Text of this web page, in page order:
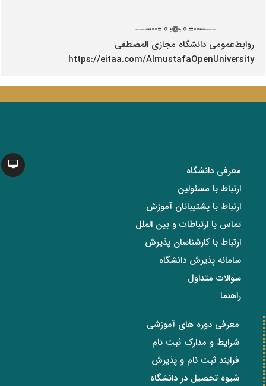
┄┄┅••=✧؛❁؛✧=••┅┄┄
روابط‌عمومی دانشگاه مجازی المصطفی
https://eitaa.com/AlmustafaOpenUniversity
معرفی دانشگاه
ارتباط با مسئولین
ارتباط با پشتیبانان آموزش
تماس با ارتباطات و بین الملل
ارتباط با کارشناسان پذیرش
سامانه پذیرش دانشگاه
سوالات متداول
راهنما
معرفی دوره های آموزشی
شرایط و مدارک ثبت نام
فرایند ثبت نام و پذیرش
شیوه تحصیل در دانشگاه